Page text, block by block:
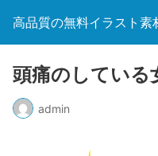
高品質の無料イラスト素
頭痛のしている
admin